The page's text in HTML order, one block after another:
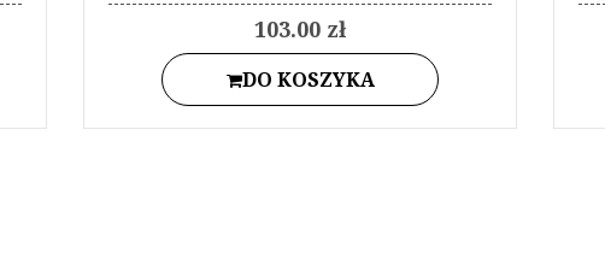
103.00 zł
DO KOSZYKA